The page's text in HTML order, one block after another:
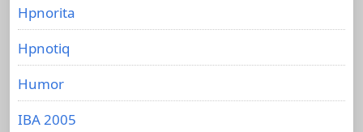
Hpnorita
Hpnotiq
Humor
IBA 2005